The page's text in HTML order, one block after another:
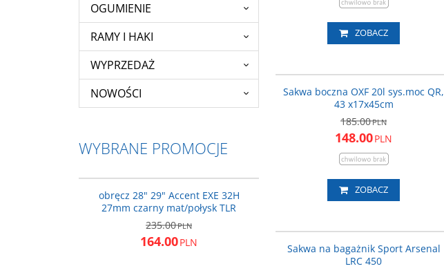
ZOBACZ
Sakwa boczna OXF 20l sys.moc QR,
43 x17x45cm
185.00PLN
148.00PLN
ZOBACZ
Sakwa na bagażnik Sport Arsenal
LRC 450
OGUMIENIE
RAMY I HAKI
WYPRZEDAŻ
NOWOŚCI
WYBRANE PROMOCJE
obręcz 28" 29" Accent EXE 32H
27mm czarny mat/połysk TLR
235.00PLN
164.00PLN